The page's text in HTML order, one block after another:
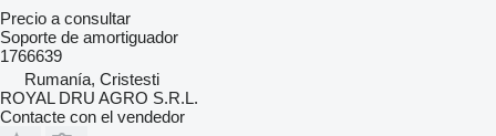
Precio a consultar
Soporte de amortiguador
1766639
Rumanía, Cristesti
ROYAL DRU AGRO S.R.L.
Contacte con el vendedor